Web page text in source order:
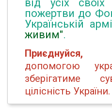
від усіх
пожертви до
Українській
живим".
Приєднуйся, з
допомогою
зберігатиме
цілісність України.